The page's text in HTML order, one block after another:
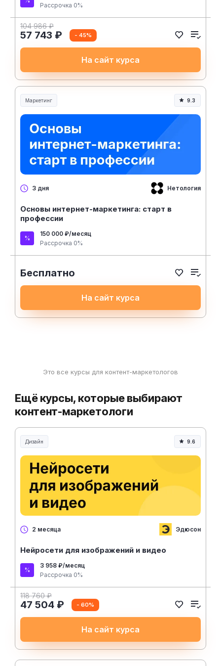
Рассрочка 0%
104 986 ₽
57 743 ₽ - 45%
На сайт курса
Маркетинг 9.3
3 дня Нетология
Основы интернет-маркетинга: старт в
профессии
150 000 ₽/месяц
Рассрочка 0%
Бесплатно
На сайт курса
Это все курсы для контент-маркетологов
Ещё курсы, которые выбирают
контент-маркетологи
Дизайн 9.6
2 месяца Эдюсон
Нейросети для изображений и видео
3 958 ₽/месяц
Рассрочка 0%
118 760 ₽
47 504 ₽ - 60%
На сайт курса